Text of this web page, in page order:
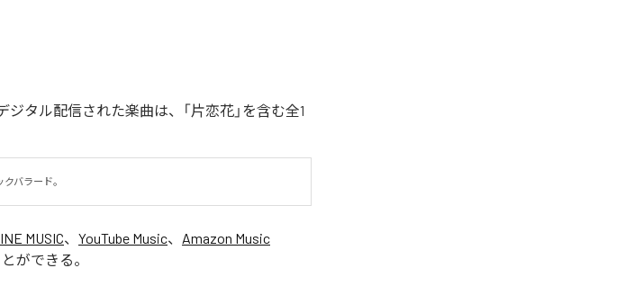
タル配信された楽曲は、「片恋花」を含む全1
バラード。
MUSIC、 YouTube Music、 Amazon Music
ができる。